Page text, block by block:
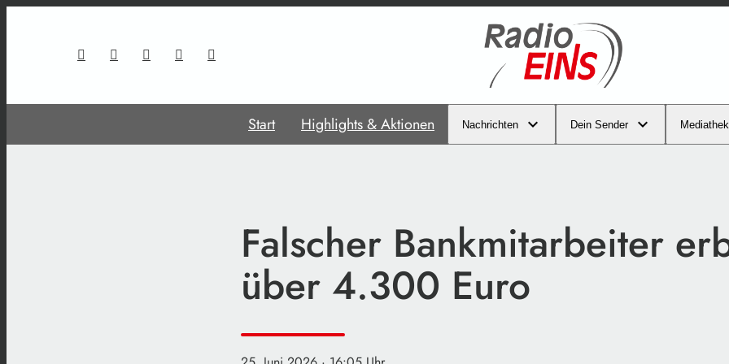
Start Highlights & Aktionen Nachrichten Dein Sender Mediathek
Falscher Bankmitarbeiter
über 4.300 Euro